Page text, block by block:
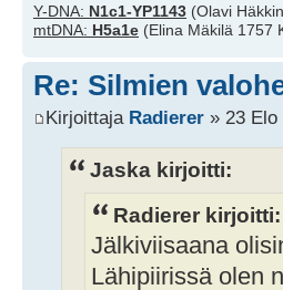
Y-DNA: N1c1-YP1143 (Olavi
mtDNA: H5a1e (Elina Mäkilä 1757
Re: Silmien
Kirjoittaja Radierer » 23 Elo
Jaska kirjoitti:
Radierer kirjoitti:
Jälkiviisaana
Lähipiirissä olen